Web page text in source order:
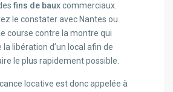
fins de bauxcommerciaux.
le constater avec Nantes ou
course contre la montre qui
la libération d’un local afin de
le plus rapidement possible.
locative est donc appelée à